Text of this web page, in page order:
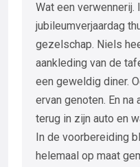
Wat een verwennerij.
jubileumverjaardag
gezelschap. Niels
aankleding van de
een geweldig diner.
ervan genoten. En
terug in zijn auto en
In de voorbereiding
helemaal op maat